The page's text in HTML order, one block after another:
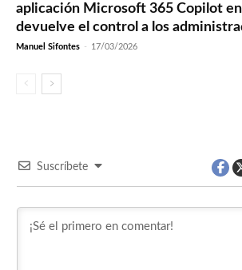
aplicación Microsoft 365 Copilot
devuelve el control a los
Manuel Sifontes - 17/03/2026
Suscríbete